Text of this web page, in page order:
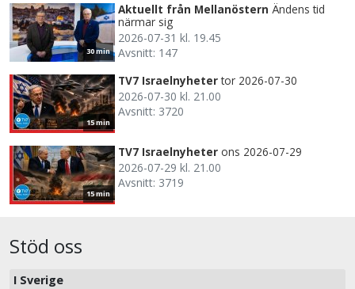
30 min
Aktuellt från Mellanöstern Ändens tid
närmar sig
2026-07-31 kl. 19.45
Avsnitt: 147
15 min
TV7 Israelnyheter tor 2026-07-30
2026-07-30 kl. 21.00
Avsnitt: 3720
15 min
TV7 Israelnyheter ons 2026-07-29
2026-07-29 kl. 21.00
Avsnitt: 3719
Stöd oss
I Sverige